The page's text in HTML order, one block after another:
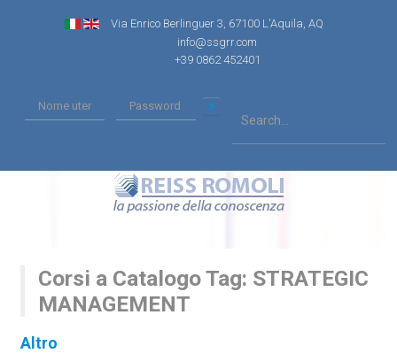
Via Enrico Berlinguer 3, 67100 L'Aquila, AQ
info@ssgrr.com
+39 0862 452401
Corsi a Catalogo Tag: STRATEGIC
MANAGEMENT
Altro